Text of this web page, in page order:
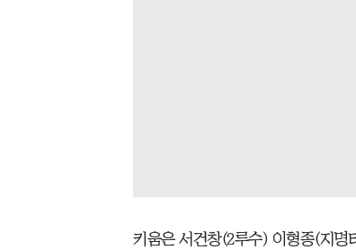
키움은 서건창(2루수) 이형종(지명